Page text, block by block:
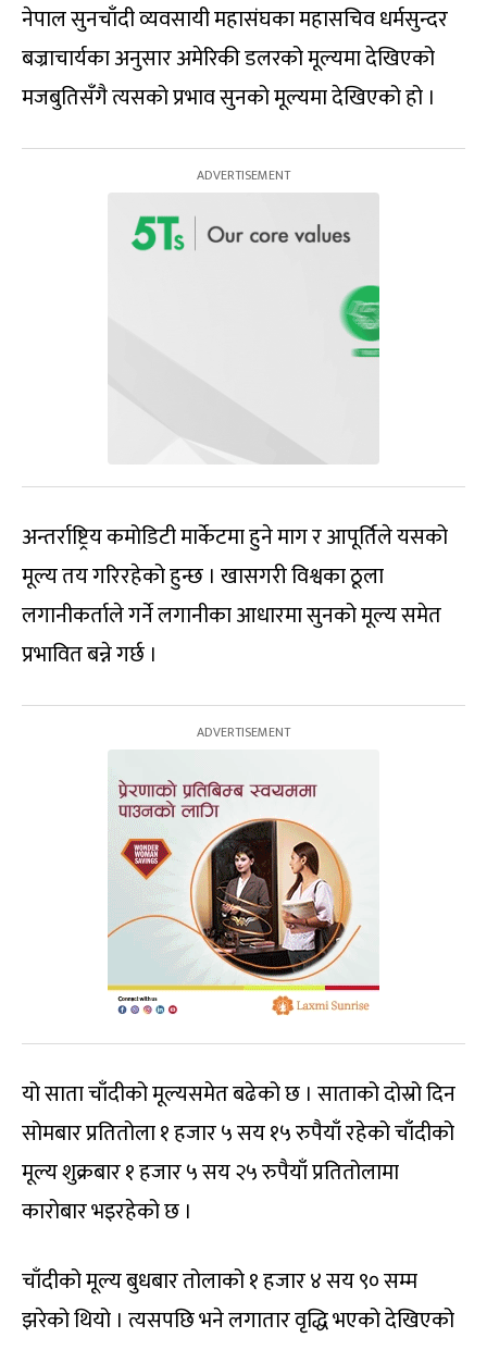
नेपाल सुनचाँदी व्यवसायी महासंघका महासचिव धर्मसुन्दर
बज्राचार्यका अनुसार अमेरिकी डलरको मूल्यमा देखिएको
मजबुतिसँगै त्यसको प्रभाव सुनको मूल्यमा देखिएको हो ।
अन्तर्राष्ट्रिय कमोडिटी मार्केटमा हुने माग र आपूर्तिले यसको
मूल्य तय गरिरहेको हुन्छ । खासगरी विश्वका ठूला
लगानीकर्ताले गर्ने लगानीका आधारमा सुनको मूल्य समेत
प्रभावित बन्ने गर्छ ।
यो साता चाँदीको मूल्यसमेत बढेको छ । साताको दोस्रो दिन
सोमबार प्रतितोला १ हजार ५ सय १५ रुपैयाँ रहेको चाँदीको
मूल्य शुक्रबार १ हजार ५ सय २५ रुपैयाँ प्रतितोलामा
कारोबार भइरहेको छ ।
चाँदीको मूल्य बुधबार तोलाको १ हजार ४ सय ९० सम्म
झरेको थियो । त्यसपछि भने लगातार वृद्धि भएको देखिएको